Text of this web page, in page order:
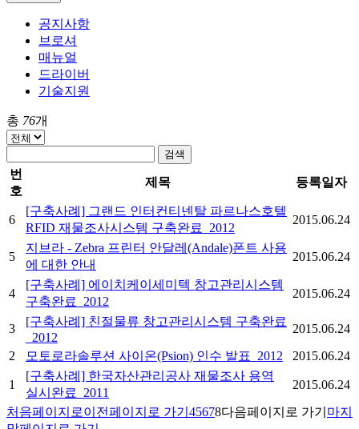
공지사항
브로셔
매뉴얼
드라이버
기술지원
총 76개
검색
번
호
제목 등록일자
6
[구축사례] 그랜드 인터컨티넨탈 파르나스호텔
RFID 재물조사시스템 구축완료_2012
2015.06.24
5
지브라 - Zebra 프린터 안달레(Andale)폰트 사용
에 대한 안내
2015.06.24
4
[구축사례] 에이치케이세미텍 창고관리시스템
구축완료_2012
2015.06.24
3
[구축사례] 친절물류 창고관리시스템 구축완료
_2012
2015.06.24
2
모토로라솔루션 사이온(Psion) 인수 발표_2012 2015.06.24
1
[구축사례] 한국자산관리공사 재물조사 용역
실시완료_2011
2015.06.24
처음페이지로이전페이지로 가기 45678다음페이지로 가기 마지